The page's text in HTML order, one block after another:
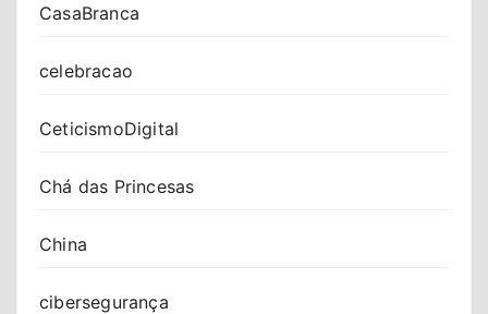
CasaBranca
celebracao
CeticismoDigital
Chá das Princesas
China
cibersegurança